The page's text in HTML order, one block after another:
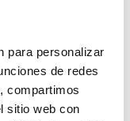
para personalizar
de redes
compartimos
sitio web con
Club de Golf